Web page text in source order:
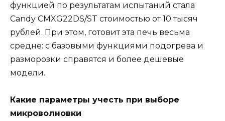
функцией по результатам испытаний стала
Candy CMXG22DS/ST стоимостью от 10 тысяч
рублей. При этом, готовит эта печь весьма
средне: с базовыми функциями подогрева и
разморозки справятся и более дешевые
модели.
Какие параметры учесть при выборе
микроволновки